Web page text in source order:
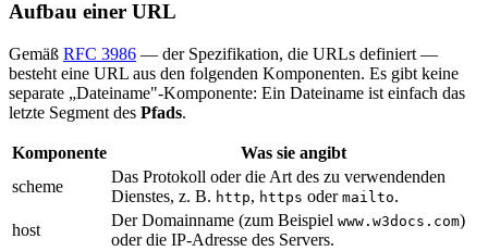
Aufbau einer URL
Gemäß RFC 3986 — der Spezifikation, die URLs definiert —
besteht eine URL aus den folgenden Komponenten. Es gibt keine
separate „Dateiname"-Komponente: Ein Dateiname ist einfach das
letzte Segment des Pfads.
Komponente
Was sie angibt
scheme
Das Protokoll oder die Art des zu verwendenden
Dienstes, z. B. http, https oder mailto.
host
Der Domainname (zum Beispiel www.w3docs.com)
oder die IP-Adresse des Servers.